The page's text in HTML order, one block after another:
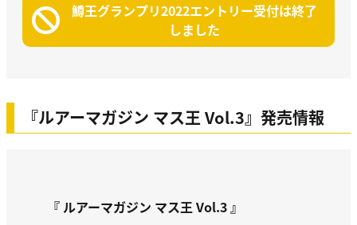
鱒王グランプリ2022エントリー受付は終了
しました
『ルアーマガジン マス王 Vol.3』発売情報
『 ルアーマガジン マス王 Vol.3 』